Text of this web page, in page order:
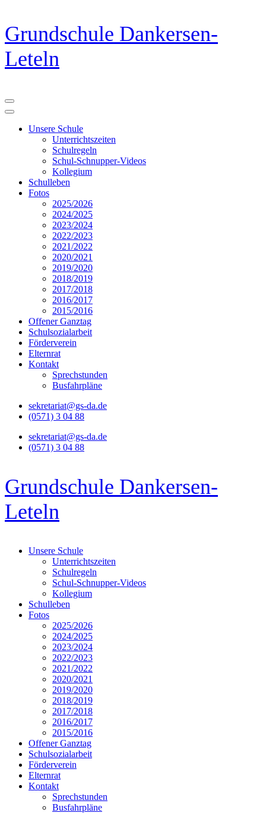
Zum
Inhalt
springen
(Eingabetaste
drücken)
Grundschule Dankersen-
Leteln
Unsere Schule
Unterrichtszeiten
Schulregeln
Schul-Schnupper-Videos
Kollegium
Schulleben
Fotos
2025/2026
2024/2025
2023/2024
2022/2023
2021/2022
2020/2021
2019/2020
2018/2019
2017/2018
2016/2017
2015/2016
Offener Ganztag
Schulsozialarbeit
Förderverein
Elternrat
Kontakt
Sprechstunden
Busfahrpläne
sekretariat@gs-da.de
(0571) 3 04 88
sekretariat@gs-da.de
(0571) 3 04 88
Grundschule Dankersen-
Leteln
Unsere Schule
Unterrichtszeiten
Schulregeln
Schul-Schnupper-Videos
Kollegium
Schulleben
Fotos
2025/2026
2024/2025
2023/2024
2022/2023
2021/2022
2020/2021
2019/2020
2018/2019
2017/2018
2016/2017
2015/2016
Offener Ganztag
Schulsozialarbeit
Förderverein
Elternrat
Kontakt
Sprechstunden
Busfahrpläne